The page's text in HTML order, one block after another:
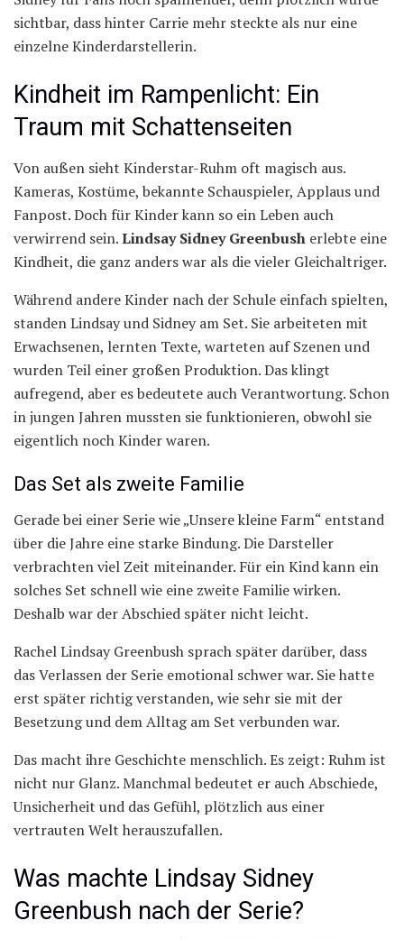
sichtbar, dass hinter Carrie mehr steckte als nur eine
einzelne Kinderdarstellerin.
Kindheit im Rampenlicht: Ein
Traum mit Schattenseiten
Von außen sieht Kinderstar-Ruhm oft magisch aus.
Kameras, Kostüme, bekannte Schauspieler, Applaus und
Fanpost. Doch für Kinder kann so ein Leben auch
verwirrend sein.Lindsay Sidney Greenbush erlebte eine
Kindheit, die ganz anders war als die vieler Gleichaltriger.
Während andere Kinder nach der Schule einfach spielten,
standen Lindsay und Sidney am Set. Sie arbeiteten mit
Erwachsenen, lernten Texte, warteten auf Szenen und
wurden Teil einer großen Produktion. Das klingt
aufregend, aber es bedeutete auch Verantwortung. Schon
in jungen Jahren mussten sie funktionieren, obwohl sie
eigentlich noch Kinder waren.
Das Set als zweite Familie
Gerade bei einer Serie wie „Unsere kleine Farm“ entstand
über die Jahre eine starke Bindung. Die Darsteller
verbrachten viel Zeit miteinander. Für ein Kind kann ein
solches Set schnell wie eine zweite Familie wirken.
Deshalb war der Abschied später nicht leicht.
Rachel Lindsay Greenbush sprach später darüber, dass
das Verlassen der Serie emotional schwer war. Sie hatte
erst später richtig verstanden, wie sehr sie mit der
Besetzung und dem Alltag am Set verbunden war.
Das macht ihre Geschichte menschlich. Es zeigt: Ruhm ist
nicht nur Glanz. Manchmal bedeutet er auch Abschiede,
Unsicherheit und das Gefühl, plötzlich aus einer
vertrauten Welt herauszufallen.
Was machte Lindsay Sidney
Greenbush nach der Serie?